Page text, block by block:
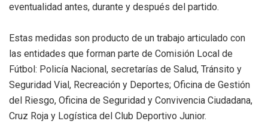
eventualidad antes, durante y después del partido.
Estas medidas son producto de un trabajo articulado con
las entidades que forman parte de Comisión Local de
Fútbol: Policía Nacional, secretarías de Salud, Tránsito y
Seguridad Vial, Recreación y Deportes; Oficina de Gestión
del Riesgo, Oficina de Seguridad y Convivencia Ciudadana,
Cruz Roja y Logística del Club Deportivo Junior.